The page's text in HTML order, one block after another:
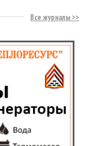
Все журналы